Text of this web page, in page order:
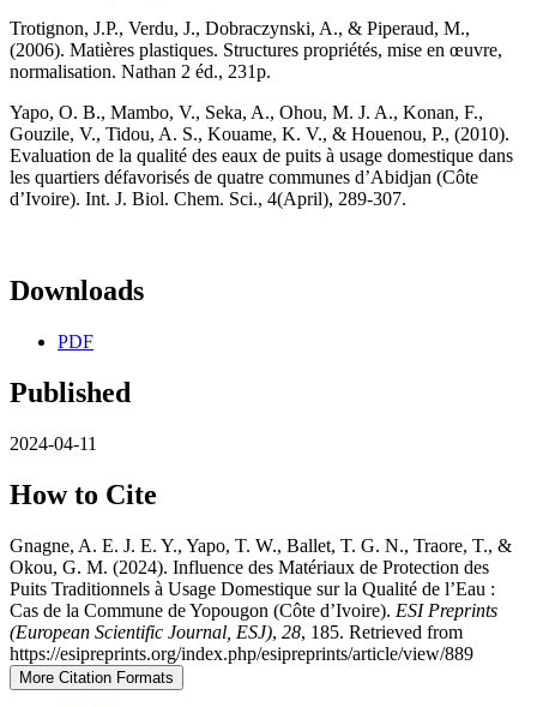
Trotignon, J.P., Verdu, J., Dobraczynski, A., & Piperaud, M.,
(2006). Matières plastiques. Structures propriétés, mise en œuvre,
normalisation. Nathan 2 éd., 231p.
Yapo, O. B., Mambo, V., Seka, A., Ohou, M. J. A., Konan, F.,
Gouzile, V., Tidou, A. S., Kouame, K. V., & Houenou, P., (2010).
Evaluation de la qualité des eaux de puits à usage domestique dans
les quartiers défavorisés de quatre communes d’Abidjan (Côte
d’Ivoire). Int. J. Biol. Chem. Sci., 4(April), 289-307.
Downloads
PDF
Published
2024-04-11
How to Cite
Gnagne, A. E. J. E. Y., Yapo, T. W., Ballet, T. G. N., Traore, T., &
Okou, G. M. (2024). Influence des Matériaux de Protection des
Puits Traditionnels à Usage Domestique sur la Qualité de l’Eau :
Cas de la Commune de Yopougon (Côte d’Ivoire). ESI Preprints
(European Scientific Journal, ESJ), 28, 185. Retrieved from
https://esipreprints.org/index.php/esipreprints/article/view/889
More Citation Formats